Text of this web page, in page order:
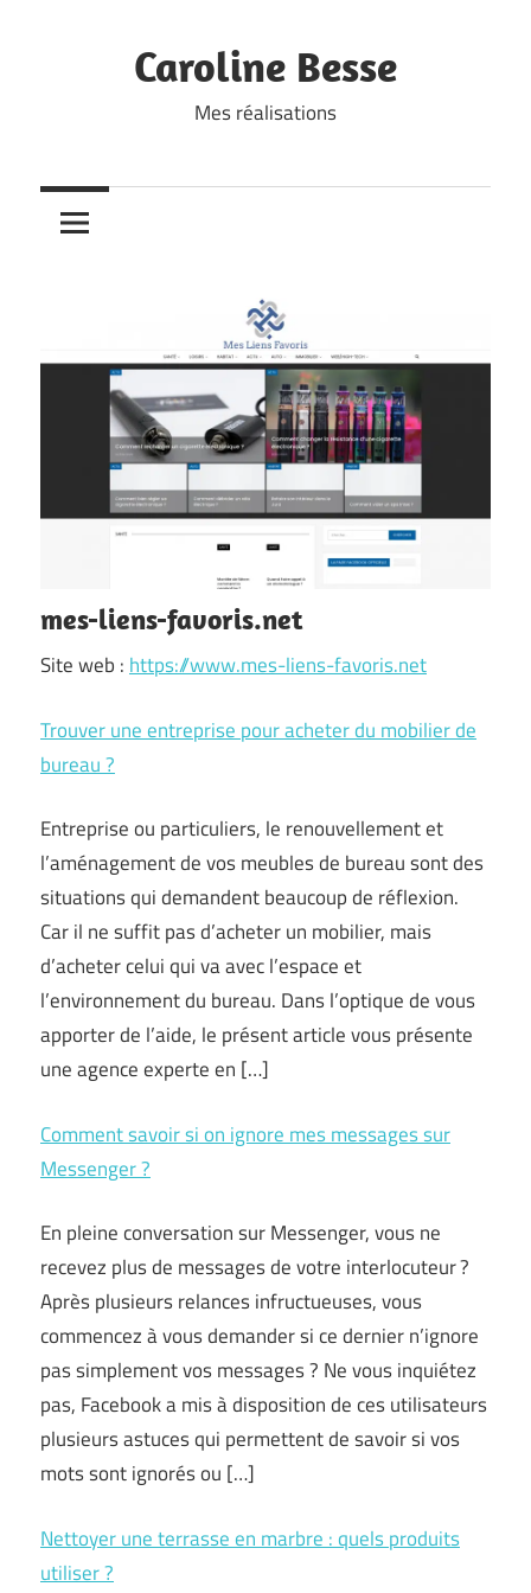
Caroline Besse
Mes réalisations
mes-liens-favoris.net
Site web : https://www.mes-liens-favoris.net
Trouver une entreprise pour acheter du mobilier de
bureau ?
Entreprise ou particuliers, le renouvellement et
l’aménagement de vos meubles de bureau sont des
situations qui demandent beaucoup de réflexion.
Car il ne suffit pas d’acheter un mobilier, mais
d’acheter celui qui va avec l’espace et
l’environnement du bureau. Dans l’optique de vous
apporter de l’aide, le présent article vous présente
une agence experte en […]
Comment savoir si on ignore mes messages sur
Messenger ?
En pleine conversation sur Messenger, vous ne
recevez plus de messages de votre interlocuteur ?
Après plusieurs relances infructueuses, vous
commencez à vous demander si ce dernier n’ignore
pas simplement vos messages ? Ne vous inquiétez
pas, Facebook a mis à disposition de ces utilisateurs
plusieurs astuces qui permettent de savoir si vos
mots sont ignorés ou […]
Nettoyer une terrasse en marbre : quels produits
utiliser ?